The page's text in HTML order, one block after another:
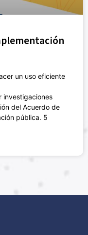
un uso eficiente
investigaciones
del Acuerdo de
pública. 5